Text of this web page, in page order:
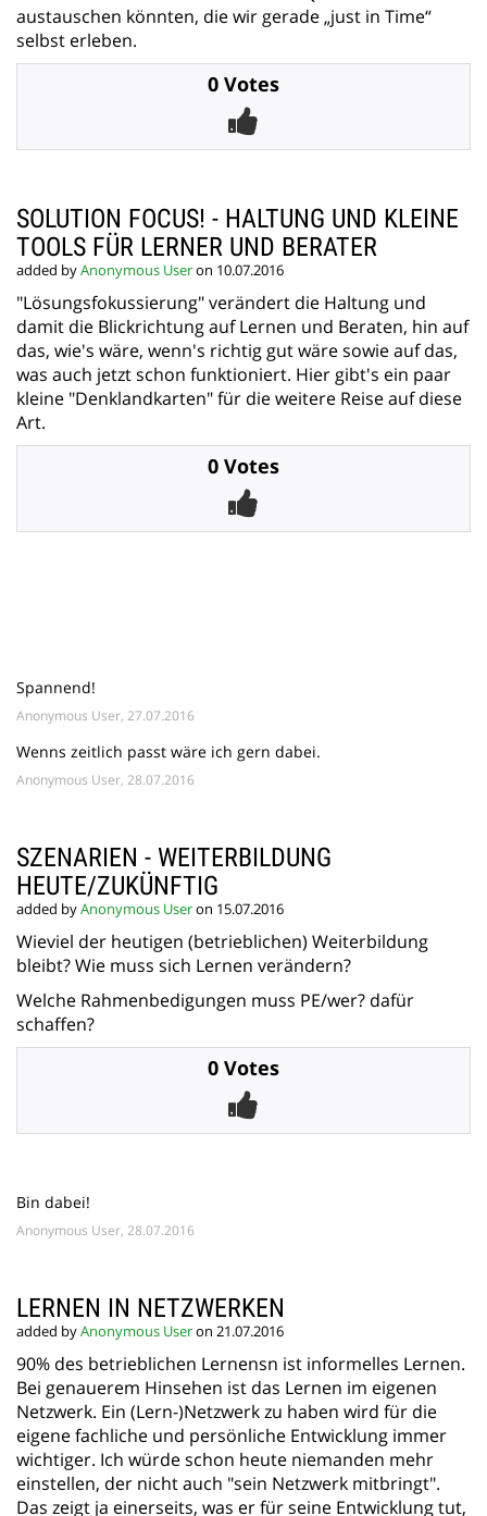
austauschen könnten, die wir gerade „just in Time“
selbst erleben.
0 Votes
SOLUTION FOCUS! - HALTUNG UND KLEINE
TOOLS FÜR LERNER UND BERATER
added byAnonymous Useron 10.07.2016
"Lösungsfokussierung" verändert die Haltung und
damit die Blickrichtung auf Lernen und Beraten, hin auf
das, wie's wäre, wenn's richtig gut wäre sowie auf das,
was auch jetzt schon funktioniert. Hier gibt's ein paar
kleine "Denklandkarten" für die weitere Reise auf diese
Art.
0 Votes
Spannend!
Anonymous User, 27.07.2016
Wenns zeitlich passt wäre ich gern dabei.
Anonymous User, 28.07.2016
SZENARIEN - WEITERBILDUNG
HEUTE/ZUKÜNFTIG
added byAnonymous Useron 15.07.2016
Wieviel der heutigen (betrieblichen) Weiterbildung
bleibt? Wie muss sich Lernen verändern?
Welche Rahmenbedigungen muss PE/wer? dafür
schaffen?
0 Votes
Bin dabei!
Anonymous User, 28.07.2016
LERNEN IN NETZWERKEN
added byAnonymous Useron 21.07.2016
90% des betrieblichen Lernensn ist informelles Lernen.
Bei genauerem Hinsehen ist das Lernen im eigenen
Netzwerk. Ein (Lern-)Netzwerk zu haben wird für die
eigene fachliche und persönliche Entwicklung immer
wichtiger. Ich würde schon heute niemanden mehr
einstellen, der nicht auch "sein Netzwerk mitbringt".
Das zeigt ja einerseits, was er für seine Entwicklung tut,